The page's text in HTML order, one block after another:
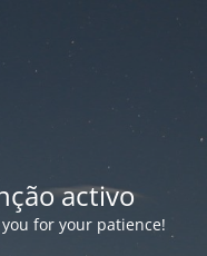
activo
for your patience!